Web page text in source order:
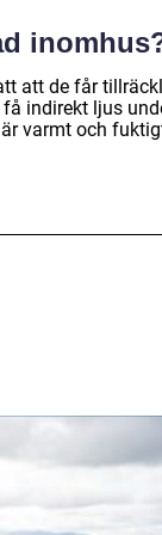
att de får
indirekt ljus
varmt och